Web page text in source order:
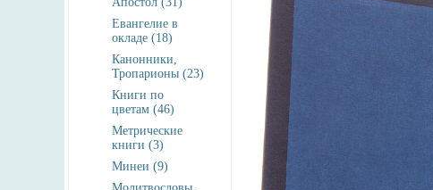
Евангелие в
окладе (18)
Канонники,
Тропарионы (23)
Книги по
цветам (46)
Метрические
книги (3)
Минеи (9)